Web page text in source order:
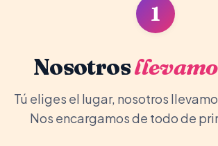
1
Nosotros
Tú eliges el lugar, nosotros
Nos encargamos de todo de